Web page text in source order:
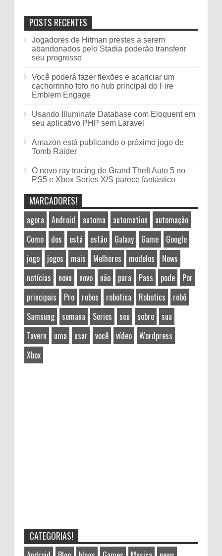
POSTS RECENTES
Jogadores de Hitman prestes a serem
abandonados pelo Stadia poderão transferir
seu progresso
Você poderá fazer flexões e acariciar um
cachorrinho fofo no hub principal do Fire
Emblem Engage
Usando Illuminate Database com Eloquent em
seu aplicativo PHP sem Laravel
Amazon está publicando o próximo jogo de
Tomb Raider
O novo ray tracing de Grand Theft Auto 5 no
PS5 e Xbox Series X/S parece fantástico
MARCADORES!
agora Android automa automation
automação
Como
dos está estão Galaxy Game
Google
jogo
jogos mais Melhores modelos
News
notícias
nova novo não para Pass pode
Por
principais
Pro robos robotica Robotics
robô
Samsung
semana Series seu sobre
sua
Tavern
uma usar você vídeo
Wordpress
Xbox
CATEGORIAS!